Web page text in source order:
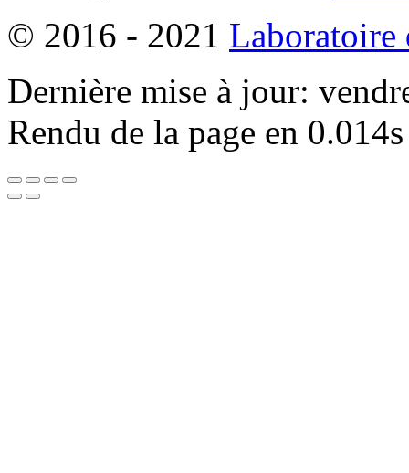
© 2016 - 2021 Laboratoire
Dernière mise à jour:
Rendu de la page en 0.014s